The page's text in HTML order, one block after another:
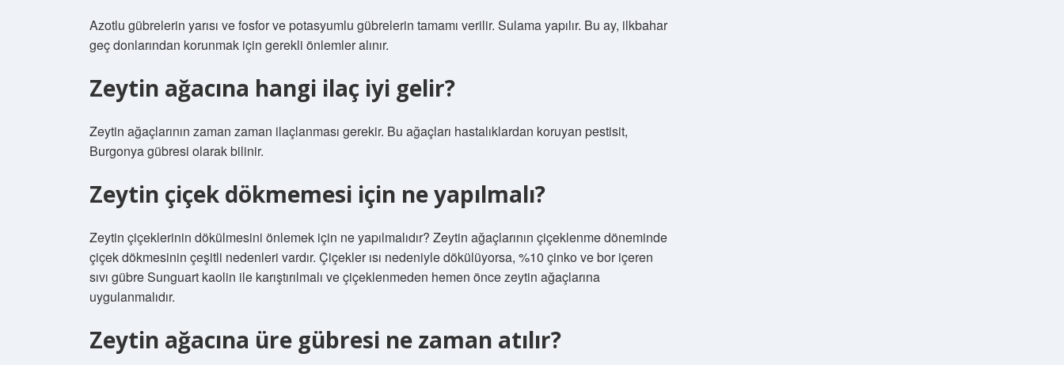
Azotlu gübrelerin yarısı ve fosfor ve potasyumlu gübrelerin tamamı verilir. Sulama yapılır. Bu ay, ilkbahar
geç donlarından korunmak için gerekli önlemler alınır.
Zeytin ağacına hangi ilaç iyi gelir?
Zeytin ağaçlarının zaman zaman ilaçlanması gerekir. Bu ağaçları hastalıklardan koruyan pestisit,
Burgonya gübresi olarak bilinir.
Zeytin çiçek dökmemesi için ne yapılmalı?
Zeytin çiçeklerinin dökülmesini önlemek için ne yapılmalıdır? Zeytin ağaçlarının çiçeklenme döneminde
çiçek dökmesinin çeşitli nedenleri vardır. Çiçekler ısı nedeniyle dökülüyorsa, %10 çinko ve bor içeren
sıvı gübre Sunguart kaolin ile karıştırılmalı ve çiçeklenmeden hemen önce zeytin ağaçlarına
uygulanmalıdır.
Zeytin ağacına üre gübresi ne zaman atılır?